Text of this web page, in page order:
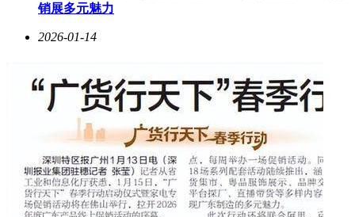
销展多元魅力
2026-01-14